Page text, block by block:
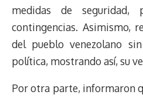
medidas de seguridad,
contingencias. Asimismo,
del pueblo venezolano
política, mostrando así, su
Por otra parte, informaron